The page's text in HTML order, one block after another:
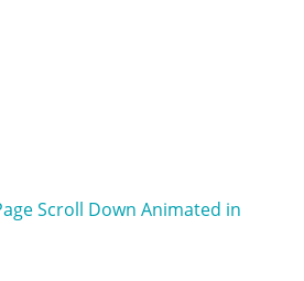
Scroll Down Animated in